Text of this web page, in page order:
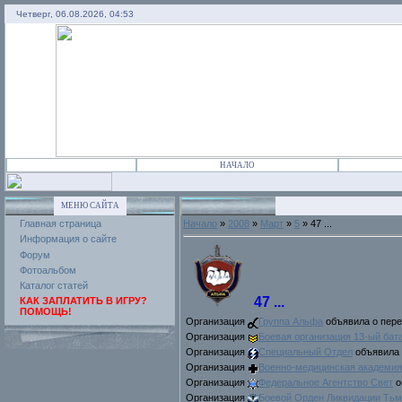
Четверг, 06.08.2026, 04:53
НАЧАЛО
МЕНЮ САЙТА
Главная страница
Информация о сайте
Форум
Фотоальбом
Каталог статей
КАК ЗАПЛАТИТЬ В ИГРУ?
ПОМОЩЬ!
Начало » 2008 » Март » 5 » 47 ...
47 ...
Организaция Группа Альфа объявила о
Организaция
Боевая организация 13-ый
Организaция
Специальный Отдел объявила
Организaция
Военно-медицинская академия
Организaция
Федеральное Агентство Свет
Организaция
Бoевoй Oрден Ликвидации